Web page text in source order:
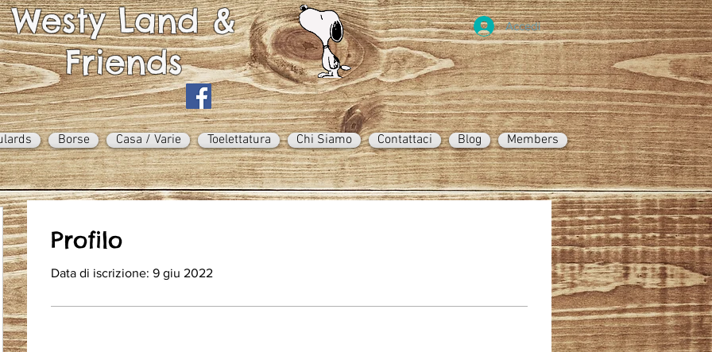
Westy Land &
Friends
Accedi
Borse Casa / Varie Toelettatura Chi Siamo Contattaci Blog Members
Profilo
Data di iscrizione: 9 giu 2022